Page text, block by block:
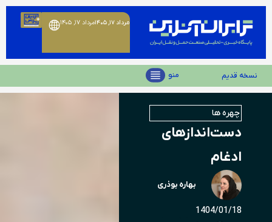
مرداد ۱۷, ۱۴۰۵ مرداد ۱۷, ۱۴۰۵
نسخه قدیم منو
چهره ها
دست‌انداز‌های
ادغام
بهاره بوذری
1404/01/18